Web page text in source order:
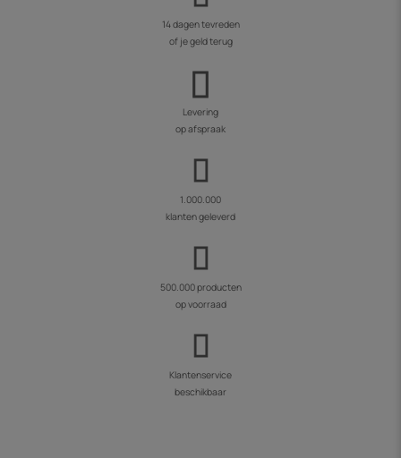
14 dagen tevreden
of je geld terug
Levering
op afspraak
1.000.000
klanten geleverd
500.000 producten
op voorraad
Klantenservice
beschikbaar